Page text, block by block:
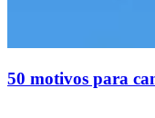
50 motivos para